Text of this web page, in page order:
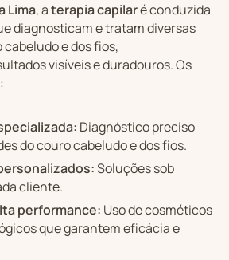
Lima, aterapia capilaré conduzida
diagnosticam e tratam diversas
e dos fios,
visíveis e duradouros. Os
Diagnóstico preciso
do couro cabeludo e dos fios.
Soluções sob
cliente.
performance: Uso de cosméticos
que garantem eficácia e